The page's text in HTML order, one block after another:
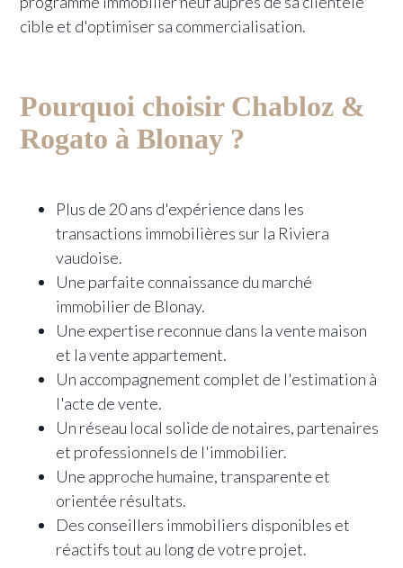
cible et d'optimiser sa commercialisation.
Pourquoi choisir Chabloz &
Rogato à Blonay ?
Plus de 20 ans d'expérience dans les
transactions immobilières sur la Riviera
vaudoise.
Une parfaite connaissance du marché
immobilier de Blonay.
Une expertise reconnue dans la vente maison
et la vente appartement.
Un accompagnement complet de l'estimation à
l'acte de vente.
Un réseau local solide de notaires, partenaires
et professionnels de l'immobilier.
Une approche humaine, transparente et
orientée résultats.
Des conseillers immobiliers disponibles et
réactifs tout au long de votre projet.